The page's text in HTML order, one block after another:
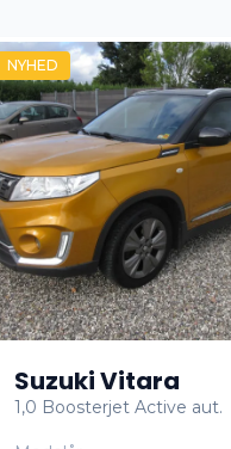
Navigation
Skiltegenkendelse
Tonede ruder
NYHED
Suzuki Vitara
1,0 Boosterjet Active aut.